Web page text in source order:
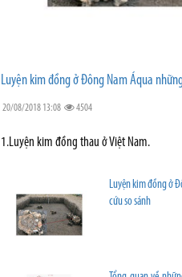
Luyện kim đồng ở Đông Nam Áqua
20/08/2018 13:08 4504
1.Luyện kim đồng thau ở Việt Nam.
Luyện kim đồng ở
cứu so sánh